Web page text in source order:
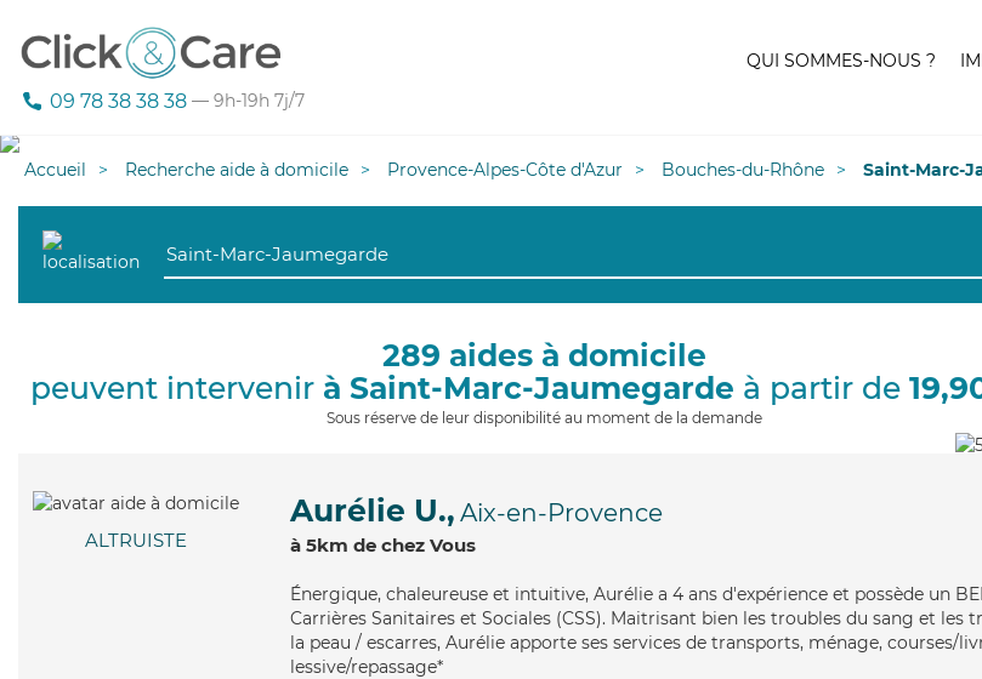
09 78 38 38 38 — 9h-19h 7j/7
QUI SOMMES-NOUS ?
Accueil Recherche aide à domicile Provence-Alpes-Côte d'Azur Bouches-du-Rhône Saint-Marc-
289 aides à domicile
peuvent intervenir à Saint-Marc-Jaumegarde à partir de
Sous réserve de leur disponibilité au moment de la demande
ALTRUISTE
Aurélie U., Aix-en-Provence
à 5km de chez Vous
Énergique, chaleureuse et intuitive, Aurélie a 4 ans d'expérience et possède un
Carrières Sanitaires et Sociales (CSS). Maitrisant bien les troubles du sang et les
la peau / escarres, Aurélie apporte ses services de transports, ménage, courses/
lessive/repassage*